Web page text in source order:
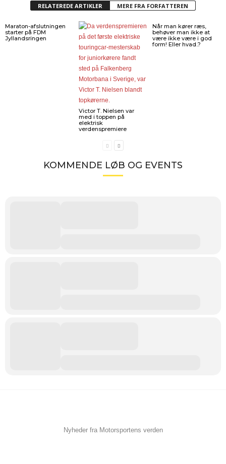
RELATEREDE ARTIKLER MERE FRA FORFATTEREN
Maraton-afslutningen
starter på FDM
Jyllandsringen
Victor T. Nielsen var
med i toppen på
elektrisk
verdenspremiere
Når man kører ræs,
behøver man ikke at
være ikke være i god
form! Eller hvad..?
KOMMENDE LØB OG EVENTS
Nyheder fra Motorsportens verden